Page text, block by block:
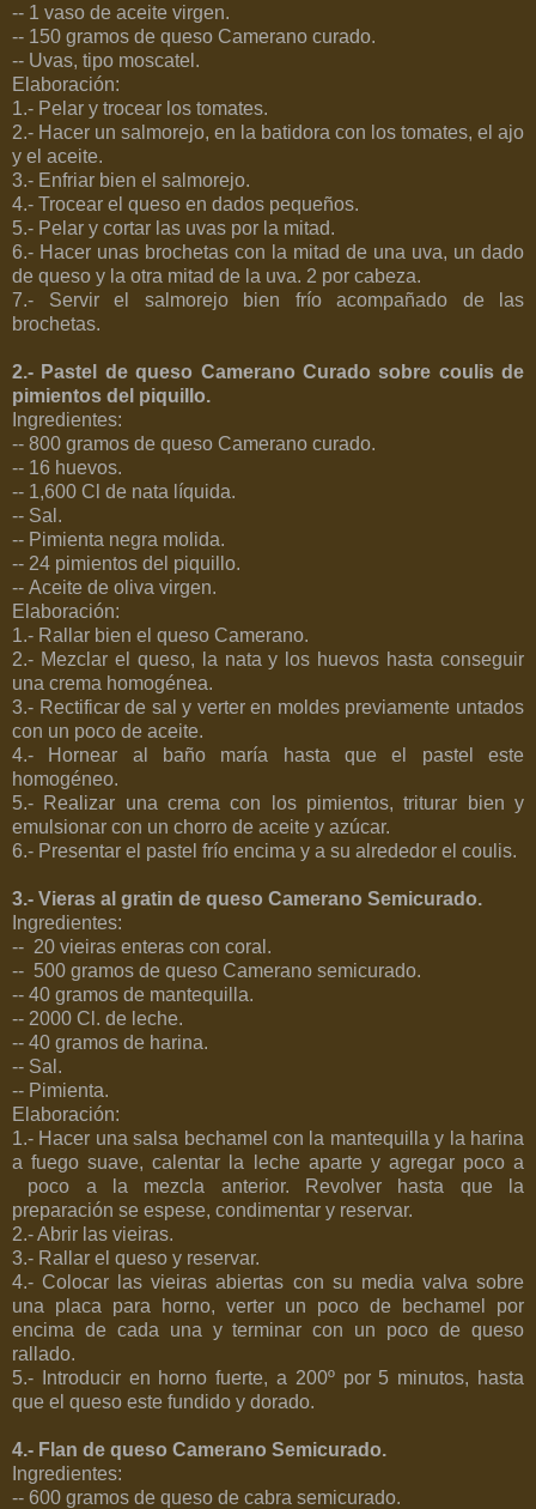
-- 1 vaso de aceite virgen.
-- 150 gramos de queso Camerano curado.
-- Uvas, tipo moscatel.
Elaboración:
1.- Pelar y trocear los tomates.
2.- Hacer un salmorejo, en la batidora con los tomates, el ajo
y el aceite.
3.- Enfriar bien el salmorejo.
4.- Trocear el queso en dados pequeños.
5.- Pelar y cortar las uvas por la mitad.
6.- Hacer unas brochetas con la mitad de una uva, un dado
de queso y la otra mitad de la uva. 2 por cabeza.
7.- Servir el salmorejo bien frío acompañado de las
brochetas.
2.- Pastel de queso Camerano Curado sobre coulis de
pimientos del piquillo.
Ingredientes:
-- 800 gramos de queso Camerano curado.
-- 16 huevos.
-- 1,600 Cl de nata líquida.
-- Sal.
-- Pimienta negra molida.
-- 24 pimientos del piquillo.
-- Aceite de oliva virgen.
Elaboración:
1.- Rallar bien el queso Camerano.
2.- Mezclar el queso, la nata y los huevos hasta conseguir
una crema homogénea.
3.- Rectificar de sal y verter en moldes previamente untados
con un poco de aceite.
4.- Hornear al baño maría hasta que el pastel este
homogéneo.
5.- Realizar una crema con los pimientos, triturar bien y
emulsionar con un chorro de aceite y azúcar.
6.- Presentar el pastel frío encima y a su alrededor el coulis.
3.- Vieras al gratin de queso Camerano Semicurado.
Ingredientes:
-- 20 vieiras enteras con coral.
-- 500 gramos de queso Camerano semicurado.
-- 40 gramos de mantequilla.
-- 2000 Cl. de leche.
-- 40 gramos de harina.
-- Sal.
-- Pimienta.
Elaboración:
1.- Hacer una salsa bechamel con la mantequilla y la harina
a fuego suave, calentar la leche aparte y agregar poco a
poco a la mezcla anterior. Revolver hasta que la
preparación se espese, condimentar y reservar.
2.- Abrir las vieiras.
3.- Rallar el queso y reservar.
4.- Colocar las vieiras abiertas con su media valva sobre
una placa para horno, verter un poco de bechamel por
encima de cada una y terminar con un poco de queso
rallado.
5.- Introducir en horno fuerte, a 200º por 5 minutos, hasta
que el queso este fundido y dorado.
4.- Flan de queso Camerano Semicurado.
Ingredientes:
-- 600 gramos de queso de cabra semicurado.